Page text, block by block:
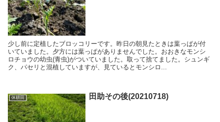
少し前に定植したブロッコリーです。昨日の朝見たときは葉っぱが付
いていました。夕方には葉っぱがありませんでした。おおきなモンシ
ロチョウの幼虫(青虫)がついていました。取って捨てました。シュンギ
ク、パセリと混植していますが、見ているとモンシロ...
休耕田 田助その後(20210718)